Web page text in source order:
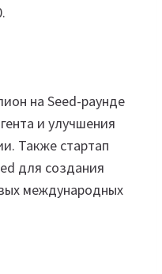
на Seed-раунде
и улучшения
Также стартап
для создания
международных